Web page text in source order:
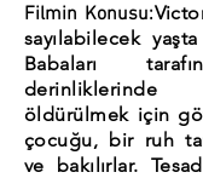
Filmin Konusu:
sayılabilecek
Babaları
öldürülmek için
çocuğu, bir ruh
ve bakılırlar.